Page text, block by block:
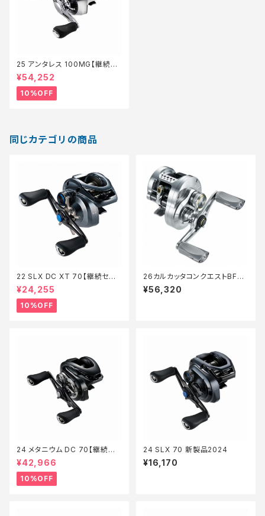
25 アンタレス 100MG【継続セ
ール_リール】【10】
¥54,252
10%OFF
同じカテゴリの商品
22 SLX DC XT 70【継続セー
ル_リール】【10】
¥24,255
10%OFF
26カルカッタコンクエストBFS
LTD XG L
¥56,320
24 メタニウム DC 70【継続セ
ール_リール】【10】
¥42,966
10%OFF
24 SLX 70 新製品2024
¥16,170